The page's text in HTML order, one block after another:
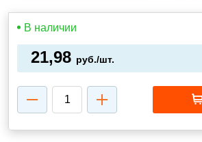
В наличии
21,98 руб./шт.